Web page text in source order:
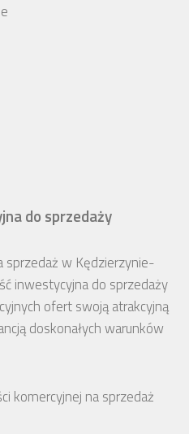
do sprzedaży
sprzedaż w Kędzierzynie-
inwestycyjna do sprzedaży
ofert swoją atrakcyjną
doskonałych warunków